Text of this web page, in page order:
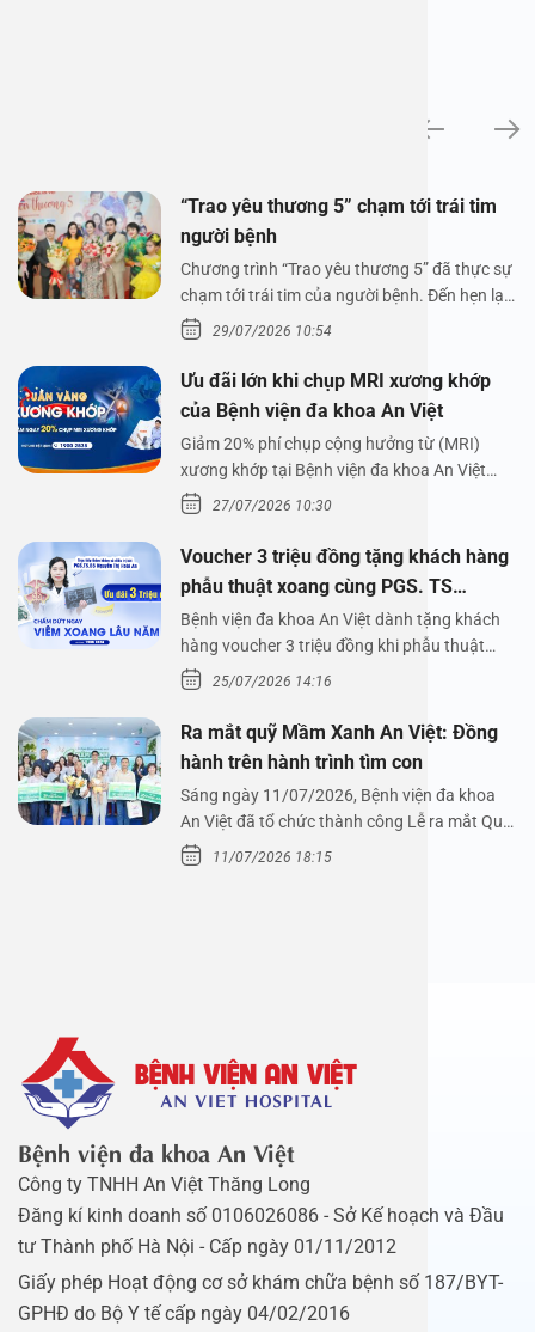
“Trao yêu thương 5” chạm tới trái tim
người bệnh
Chương trình “Trao yêu thương 5” đã thực sự
chạm tới trái tim của người bệnh. Đến hẹn lại
lên,…29/07/2026 10:54
Ưu đãi lớn khi chụp MRI xương khớp
của Bệnh viện đa khoa An Việt
Giảm 20% phí chụp cộng hưởng từ (MRI)
xương khớp tại Bệnh viện đa khoa An Việt
Bệnh viện đa…
27/07/2026 10:30
Voucher 3 triệu đồng tặng khách hàng
phẫu thuật xoang cùng PGS. TS
Nguyễn Thị Hoài An
Bệnh viện đa khoa An Việt dành tặng khách
hàng voucher 3 triệu đồng khi phẫu thuật
xoang cùng PGS.…
25/07/2026 14:16
Ra mắt quỹ Mầm Xanh An Việt: Đồng
hành trên hành trình tìm con
Sáng ngày 11/07/2026, Bệnh viện đa khoa
An Việt đã tổ chức thành công Lễ ra mắt Quỹ
Mầm Xanh…
11/07/2026 18:15
Bệnh viện đa khoa An Việt
Công ty TNHH An Việt Thăng Long
Đăng kí kinh doanh số 0106026086 - Sở Kế hoạch và Đầu
tư Thành phố Hà Nội - Cấp ngày 01/11/2012
Giấy phép Hoạt động cơ sở khám chữa bệnh số 187/BYT-
GPHĐ do Bộ Y tế cấp ngày 04/02/2016